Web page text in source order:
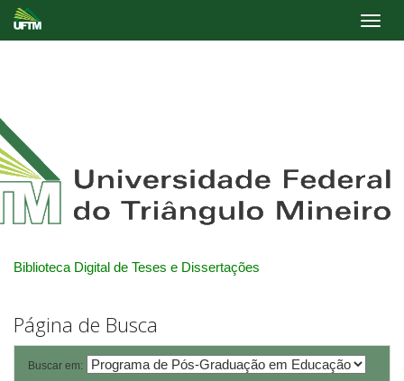
Biblioteca Digital de Teses e Dissertações
Página de Busca
Buscar em: